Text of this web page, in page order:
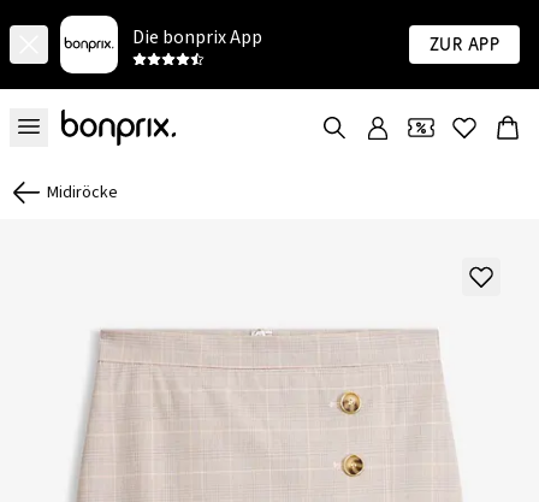
Die bonprix App Zur App
Midiröcke